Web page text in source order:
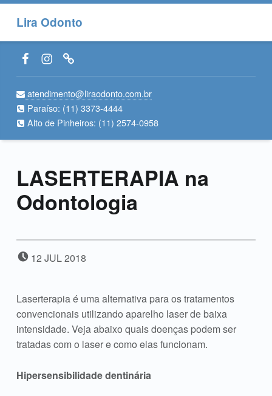
Lira Odonto
Facebook LiraOdonto
Instagram LiraOdonto
Site LiraOdonto
atendimento@liraodonto.com.br
Paraíso: (11) 3373-4444
Alto de Pinheiros: (11) 2574-0958
LASERTERAPIA na
Odontologia
POSTED ON:
12 JUL2018
Laserterapia é uma alternativa para os tratamentos
convencionais utilizando aparelho laser de baixa
intensidade. Veja abaixo quais doenças podem ser
tratadas com o laser e como elas funcionam.
Hipersensibilidade dentinária